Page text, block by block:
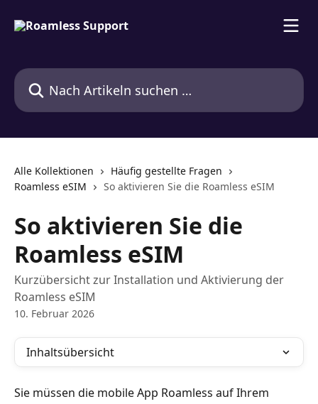
Nach Artikeln suchen …
Alle Kollektionen
Häufig gestellte Fragen
Roamless eSIM
So aktivieren Sie die Roamless eSIM
So aktivieren Sie die
Roamless eSIM
Kurzübersicht zur Installation und Aktivierung der
Roamless eSIM
10. Februar 2026
Inhaltsübersicht
Sie müssen die mobile App Roamless auf Ihrem